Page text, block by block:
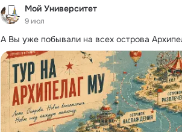
Мой Университет
9 июл
А Вы уже побывали на всех острова